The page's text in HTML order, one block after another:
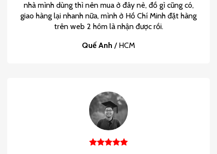
nhà mình dùng thì nên mua ở đây nè, đồ gì cũng có,
giao hàng lại nhanh nữa, mình ở Hồ Chí Minh đặt hàng
trên web 2 hôm là nhận được rồi.
Quế Anh / HCM